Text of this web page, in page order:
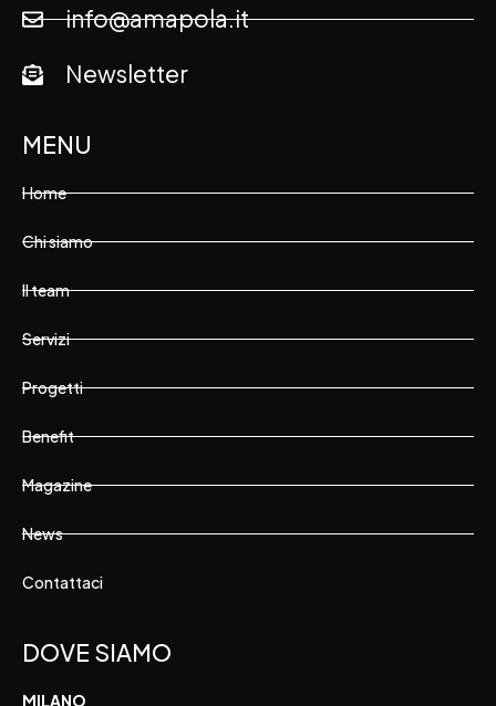
info@amapola.it
Newsletter
MENU
Home
Chi siamo
Il team
Servizi
Progetti
Benefit
Magazine
News
Contattaci
DOVE SIAMO
MILANO